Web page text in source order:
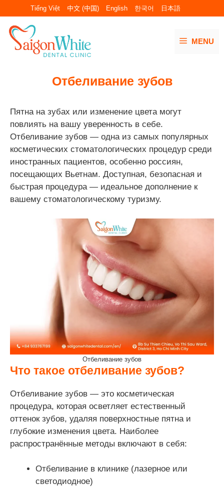
Перейти
к
содержимому
Tiếng Việt 中文 (中国) English 한국어 日本語
MENU
Отбеливание зубов
Пятна на зубах или изменение цвета могут
повлиять на вашу уверенность в себе.
Отбеливание зубов — одна из самых популярных
косметических стоматологических процедур среди
иностранных пациентов, особенно россиян,
посещающих Вьетнам. Доступная, безопасная и
быстрая процедура — идеальное дополнение к
вашему стоматологическому туризму.
Отбеливание зубов
Что такое отбеливание зубов?
Отбеливание зубов — это косметическая
процедура, которая осветляет естественный
оттенок зубов, удаляя поверхностные пятна и
глубокие изменения цвета. Наиболее
распространённые методы включают в себя:
Отбеливание в клинике (лазерное или
светодиодное)